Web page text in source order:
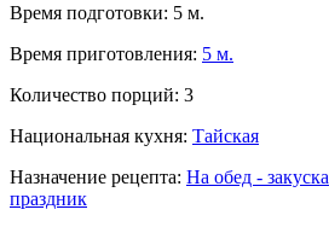
Время подготовки: 5 м.
Время приготовления: 5 м.
Количество порций: 3
Национальная кухня: Тайская
Назначение рецепта: На обед - закуска
праздник